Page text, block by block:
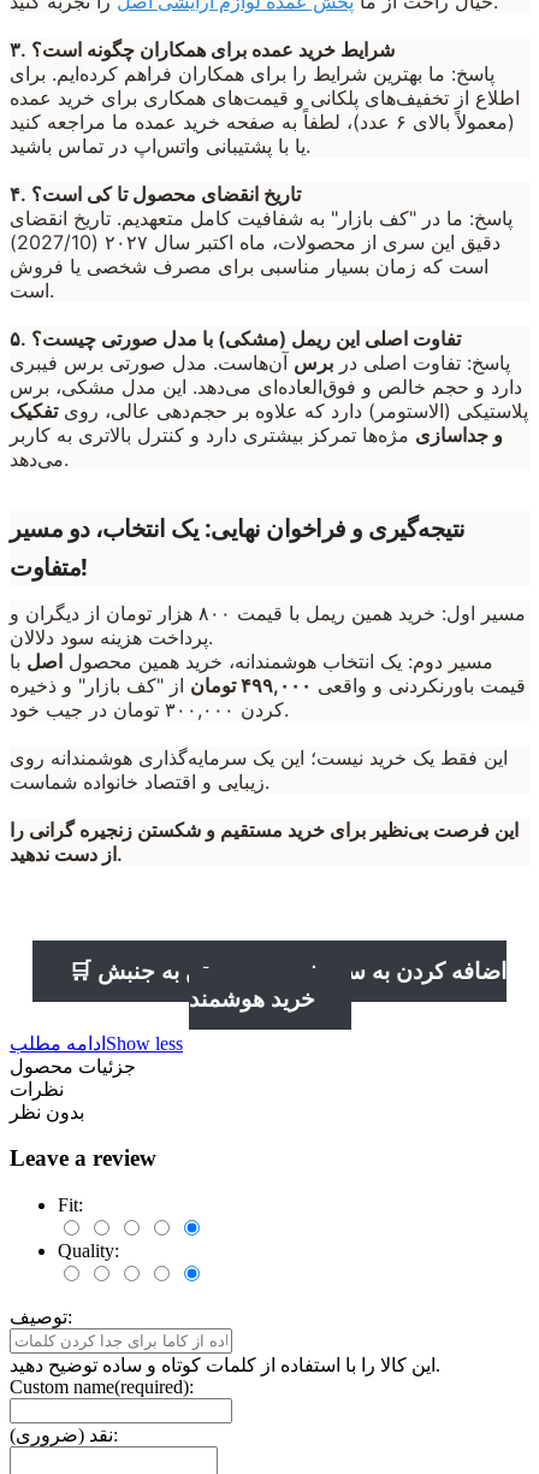
۳. شرایط خرید عمده برای همکاران چگونه است؟
پاسخ: ما بهترین شرایط را برای همکاران فراهم کرده‌ایم. برای
اطلاع از تخفیف‌های پلکانی و قیمت‌های همکاری برای خرید عمده
(معمولاً بالای ۶ عدد)، لطفاً به صفحه خرید عمده ما مراجعه کنید
یا با پشتیبانی واتس‌اپ در تماس باشید.
۴. تاریخ انقضای محصول تا کی است؟
پاسخ: ما در "کف بازار" به شفافیت کامل متعهدیم. تاریخ انقضای
دقیق این سری از محصولات، ماه اکتبر سال ۲۰۲۷ (2027/10)
است که زمان بسیار مناسبی برای مصرف شخصی یا فروش
است.
۵. تفاوت اصلی این ریمل (مشکی) با مدل صورتی چیست؟
پاسخ: تفاوت اصلی در برس آن‌هاست. مدل صورتی برس فیبری
دارد و حجم خالص و فوق‌العاده‌ای می‌دهد. این مدل مشکی، برس
پلاستیکی (الاستومر) دارد که علاوه بر حجم‌دهی عالی، روی تفکیک
و جداسازی مژه‌ها تمرکز بیشتری دارد و کنترل بالاتری به کاربر
می‌دهد.
نتیجه‌گیری و فراخوان نهایی: یک انتخاب، دو مسیر
متفاوت!
مسیر اول: خرید همین ریمل با قیمت ۸۰۰ هزار تومان از دیگران و
پرداخت هزینه سود دلالان.
مسیر دوم: یک انتخاب هوشمندانه، خرید همین محصول اصل با
قیمت باورنکردنی و واقعی ۴۹۹,۰۰۰ تومان
از "کف بازار" و ذخیره
کردن ۳۰۰,۰۰۰ تومان در جیب خود.
این فقط یک خرید نیست؛ این یک سرمایه‌گذاری هوشمندانه روی
زیبایی و اقتصاد خانواده شماست.
این فرصت بی‌نظیر برای خرید مستقیم و شکستن زنجیره گرانی را
از دست ندهید.
🛒 اضافه کردن به سبد خرید و پیوستن به جنبش
خرید هوشمند
ادامه مطلب Show less
جزئیات محصول
نظرات
بدون نظر
Leave a review
Fit:
Quality:
توصیف:
این کالا را با استفاده از کلمات کوتاه و ساده توضیح دهید.
Custom name(required):
نقد (ضروری):